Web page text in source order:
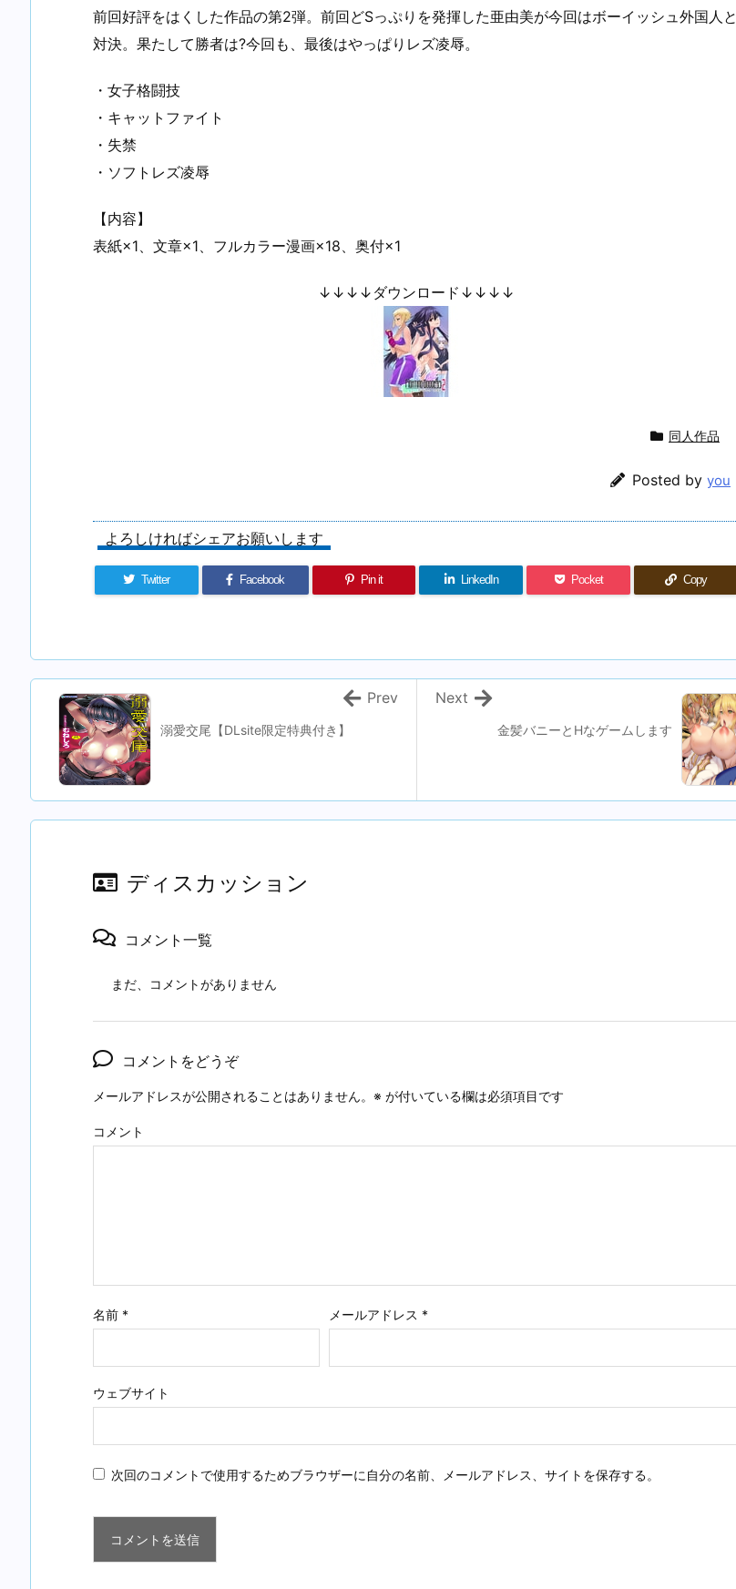
前回好評をはくした作品の第2弾。前回どSっぷりを発揮した亜由美が今回はボーイッシュ外国人と
対決。果たして勝者は?今回も、最後はやっぱりレズ凌辱。
・女子格闘技
・キャットファイト
・失禁
・ソフトレズ凌辱
【内容】
表紙×1、文章×1、フルカラー漫画×18、奥付×1
↓↓↓↓ダウンロード↓↓↓↓
同人作品
Posted by you
よろしければシェアお願いします
Twitter Facebook Pin it LinkedIn Pocket Copy
金髪バニーとHなゲームします
Next
溺愛交尾【DLsite限定特典付き】
Prev
ディスカッション
コメント一覧
まだ、コメントがありません
コメントをどうぞ
メールアドレスが公開されることはありません。 ※ が付いている欄は必須項目です
コメント
名前 * メールアドレス *
ウェブサイト
次回のコメントで使用するためブラウザーに自分の名前、メールアドレス、サイトを保存する。